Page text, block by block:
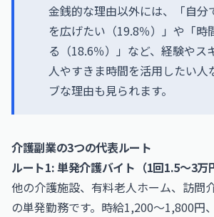
金銭的な理由以外には、「自分
を広げたい（19.8％）」や「時
る（18.6％）」など、経験やス
人やすきま時間を活用したい人
ブな理由も見られます。
介護副業の3つの代表ルート
ルート1: 単発介護バイト（1回1.5〜3万
他の介護施設、有料老人ホーム、訪問
の単発勤務です。時給1,200〜1,800円